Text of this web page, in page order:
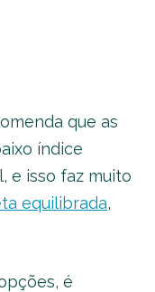
que as
índice
e isso faz muito
equilibrada,
é